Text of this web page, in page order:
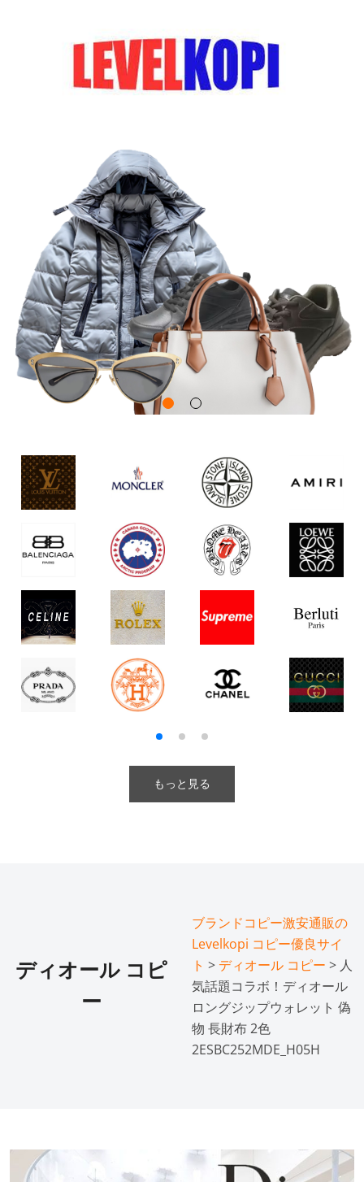
もっと見る
ディオール コピ
ー
ブランドコピー激安通販の
Levelkopi コピー優良サイ
ト > ディオール コピー > 人
気話題コラボ！ディオール
ロングジップウォレット 偽
物 長財布 2色
2ESBC252MDE_H05H